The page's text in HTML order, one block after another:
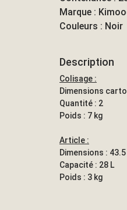
Marque :
Couleurs : Noir
Description
Colisage :
Dimensions
Quantité : 2
Poids : 7 kg
Article :
Dimensions :
Capacité : 28 L
Poids : 3 kg